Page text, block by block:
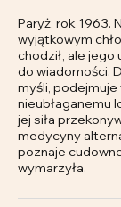
Paryż, rok 1963.
wyjątkowym
chodził, ale
do wiadomości.
myśli,
nieubłaganemu
jej siła
medycyny
poznaje
wymarzyła.